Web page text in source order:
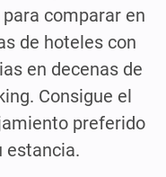
comparar en
de hoteles con
en decenas de
Consigue el
preferido
estancia.